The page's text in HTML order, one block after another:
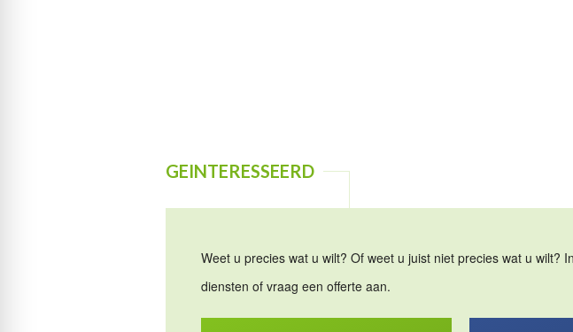
GEINTERESSEERD
Weet u precies wat u wilt? Of weet u juist niet precies wat u
diensten of vraag een offerte aan.